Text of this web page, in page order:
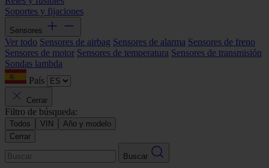
Soportes y fijaciones
Sensores
Ver todo Sensores de airbag Sensores de alarma Sensores de freno
Sensores de motor Sensores de temperatura Sensores de transmisión
Sondas lambda
País
Cerrar
Filtro de búsqueda:
Todos VIN
Año y modelo
Cerrar
Buscar